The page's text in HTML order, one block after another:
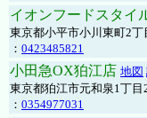
イオンフードスタイ
東京都小平市小川東町2
： 0423485821
小田急OX狛江店 地図
東京都狛江市元和泉1丁
： 0354977031